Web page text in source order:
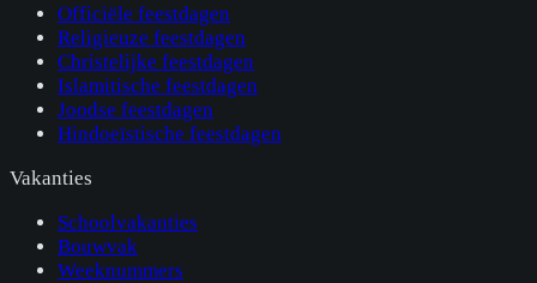
Officiële feestdagen
Religieuze feestdagen
Christelijke feestdagen
Islamitische feestdagen
Joodse feestdagen
Hindoeïstische feestdagen
Vakanties
Schoolvakanties
Bouwvak
Weeknummers